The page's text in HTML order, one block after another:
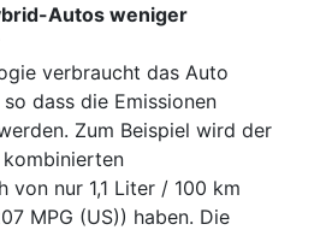
Autos weniger
verbraucht das Auto
dass die Emissionen
Zum Beispiel wird der
von nur 1,1 Liter / 100 km
MPG (US)) haben. Die